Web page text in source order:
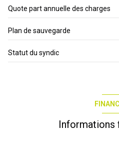
Quote part annuelle des charges
Plan de sauvegarde
Statut du syndic
Informations